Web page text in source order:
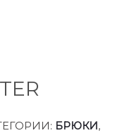
БРЮКИ,